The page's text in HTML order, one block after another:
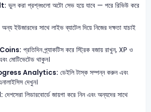
ভুল করা প্রশ্নগুলো অটো সেভ হয়ে যাবে — পরে রিভিউ করে
অন্য ইউজারদের সাথে লাইভ ব্যাটেল দিয়ে নিজের দক্ষতা যাচাই
প্রতিদিন প্র্যাকটিস করে স্ট্রিক বজায় রাখুন, XP ও
মোটিভেটেড থাকুন।
Analytics: ডেইলি টাস্ক সম্পন্ন করুন এবং
দেখুন।
দেশসেরা লিডারবোর্ডে জায়গা করে নিন এবং অন্যদের সাথে